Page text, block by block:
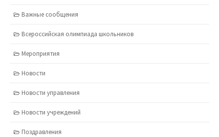
Важные сообщения
Всероссийская олимпиада школьников
Мероприятия
Новости
Новости управления
Новости учреждений
Поздравления